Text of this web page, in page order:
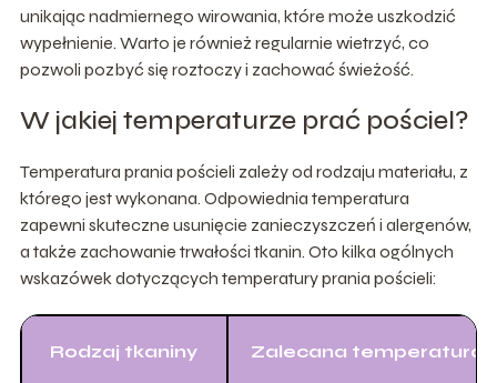
unikając nadmiernego wirowania, które może uszkodzić
wypełnienie. Warto je również regularnie wietrzyć, co
pozwoli pozbyć się roztoczy i zachować świeżość.
W jakiej temperaturze prać pościel?
Temperatura prania pościeli zależy od rodzaju materiału, z
którego jest wykonana. Odpowiednia temperatura
zapewni skuteczne usunięcie zanieczyszczeń i alergenów,
a także zachowanie trwałości tkanin. Oto kilka ogólnych
wskazówek dotyczących temperatury prania pościeli:
Rodzaj tkaniny Zalecana temperatura